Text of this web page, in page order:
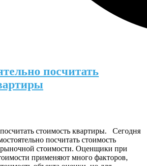
посчитать
стоимость квартиры. Сегодня
посчитать стоимость
стоимости. Оценщики при
применяют много факторов,